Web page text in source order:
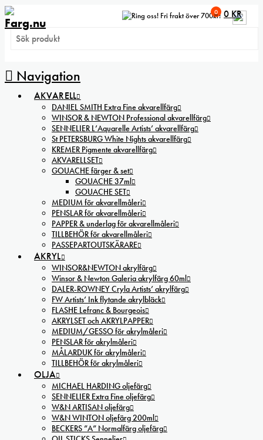
Fri frakt över 700kr!
Navigation
0 0 KR
AKVARELL
DANIEL SMITH Extra Fine akvarellfärg
WINSOR & NEWTON Professional akvarellfärg
SENNELIER L’Aquarelle Artists’ akvarellfärg
St PETERSBURG White Nights akvarellfärg
KREMER Pigmente akvarellfärg
AKVARELLSET
GOUACHE färger & set
GOUACHE 37ml
GOUACHE SET
MEDIUM för akvarellmåleri
PENSLAR för akvarellmåleri
PAPPER & underlag för akvarellmåleri
TILLBEHÖR för akvarellmåleri
PASSEPARTOUTSKÄRARE
AKRYL
WINSOR&NEWTON akrylfärg
Winsor & Newton Galeria akrylfärg 60ml
DALER-ROWNEY Cryla Artists’ akrylfärg
FW Artists’ Ink flytande akrylbläck
FLASHE Lefranc & Bourgeois
AKRYLSET och AKRYLPAPPER
MEDIUM/GESSO för akrylmåleri
PENSLAR för akrylmåleri
MÅLARDUK för akrylmåleri
TILLBEHÖR för akrylmåleri
OLJA
MICHAEL HARDING oljefärg
SENNELIER Extra Fine oljefärg
W&N ARTISAN oljefärg
W&N WINTON oljefärg 200ml
BECKERS ”A” Normalfärg oljefärg